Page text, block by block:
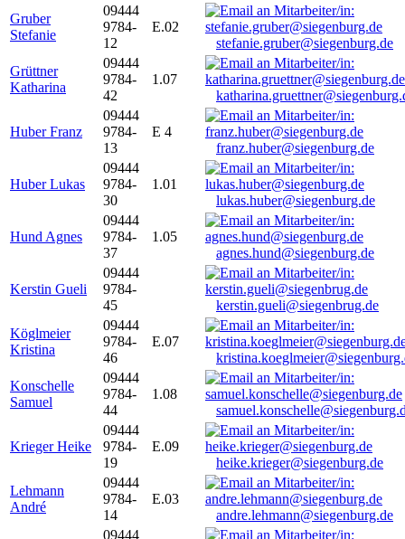
Gruber
Stefanie
09444
9784-
12
E.02
stefanie.gruber@siegenburg.de
Grüttner
Katharina
09444
9784-
42
1.07
Huber Franz
09444
9784-
13
E 4
franz.huber@siegenburg.de
Huber Lukas
09444
9784-
30
1.01
lukas.huber@siegenburg.de
Hund Agnes
09444
9784-
37
1.05
agnes.hund@siegenburg.de
Kerstin Gueli
09444
9784-
45
kerstin.gueli@siegenbrug.de
Köglmeier
Kristina
09444
9784-
46
E.07
Konschelle
Samuel
09444
9784-
44
1.08
Krieger Heike
09444
9784-
19
E.09
heike.krieger@siegenburg.de
Lehmann
André
09444
9784-
14
E.03
andre.lehmann@siegenburg.de
09444